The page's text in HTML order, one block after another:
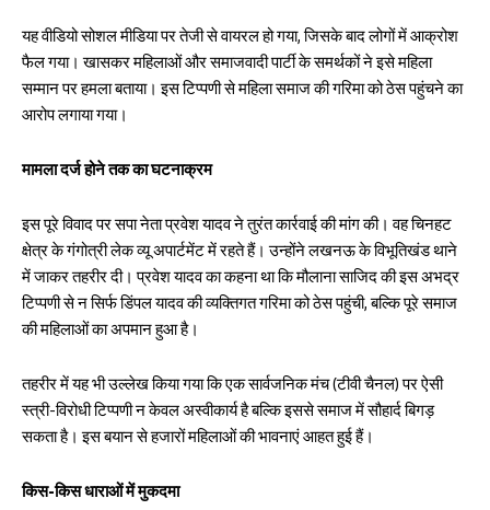
यह वीडियो सोशल मीडिया पर तेजी से वायरल हो गया, जिसके बाद लोगों में आक्रोश
फैल गया। खासकर महिलाओं और समाजवादी पार्टी के समर्थकों ने इसे महिला
सम्मान पर हमला बताया। इस टिप्पणी से महिला समाज की गरिमा को ठेस पहुंचने का
आरोप लगाया गया।
मामला दर्ज होने तक का घटनाक्रम
इस पूरे विवाद पर सपा नेता प्रवेश यादव ने तुरंत कार्रवाई की मांग की। वह चिनहट
क्षेत्र के गंगोत्री लेक व्यू अपार्टमेंट में रहते हैं। उन्होंने लखनऊ के विभूतिखंड थाने
में जाकर तहरीर दी। प्रवेश यादव का कहना था कि मौलाना साजिद की इस अभद्र
टिप्पणी से न सिर्फ डिंपल यादव की व्यक्तिगत गरिमा को ठेस पहुंची, बल्कि पूरे समाज
की महिलाओं का अपमान हुआ है।
तहरीर में यह भी उल्लेख किया गया कि एक सार्वजनिक मंच (टीवी चैनल) पर ऐसी
स्त्री-विरोधी टिप्पणी न केवल अस्वीकार्य है बल्कि इससे समाज में सौहार्द बिगड़
सकता है। इस बयान से हजारों महिलाओं की भावनाएं आहत हुई हैं।
किस-किस धाराओं में मुकदमा